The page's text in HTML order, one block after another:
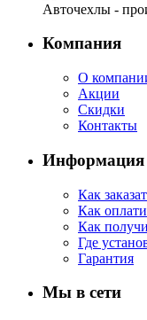
Авточехлы -
Компания
О
Акции
Скидки
Контакты
Информация
Как
Как
Как
Где
Гарантия
Мы в сети